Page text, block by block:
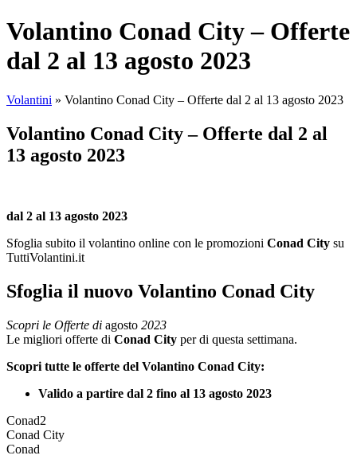
Volantino Conad City – Offerte
dal 2 al 13 agosto 2023
Volantini » Volantino Conad City – Offerte dal 2 al 13 agosto 2023
Volantino Conad City – Offerte dal 2 al
13 agosto 2023
dal 2 al 13 agosto 2023
Sfoglia subito il volantino online con le promozioni Conad City su
TuttiVolantini.it
Sfoglia il nuovo Volantino Conad City
Scopri le Offerte di agosto 2023
Le migliori offerte di Conad City per di questa settimana.
Scopri tutte le offerte del Volantino Conad City:
Valido a partire dal 2 fino al 13 agosto 2023
Conad2
Conad City
Conad